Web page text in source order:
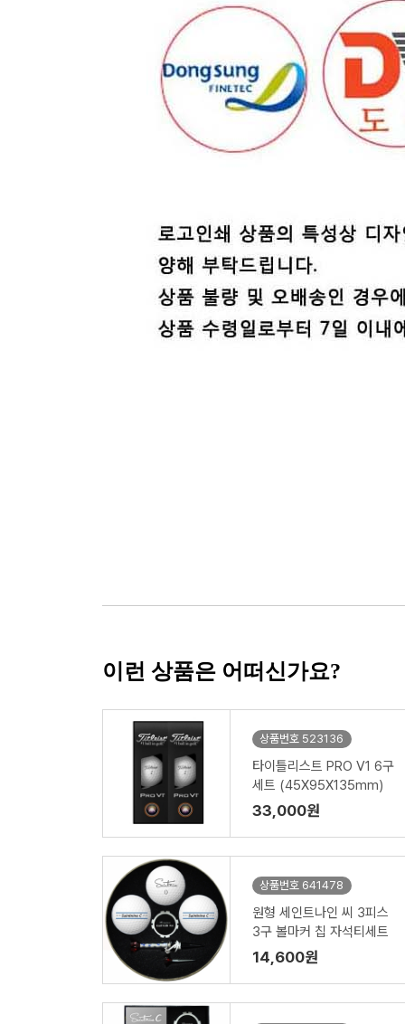
이런 상품은 어떠신가요?
상품번호 523136
타이틀리스트 PRO V1 6구
세트 (45X95X135mm)
33,000원
상품번호 641478
원형 세인트나인 씨 3피스
3구 볼마커 칩 자석티세트
14,600원